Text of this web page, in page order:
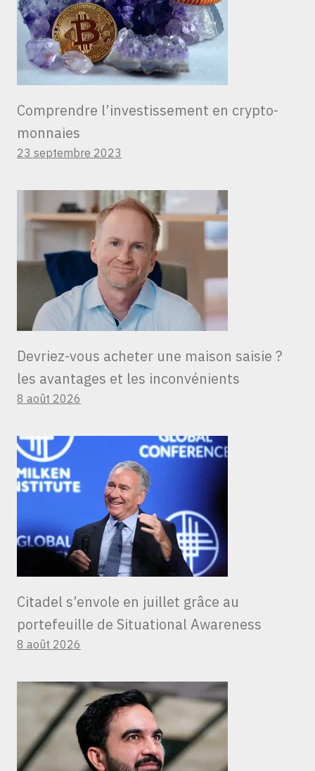
Comprendre l’investissement en crypto-
monnaies
23 septembre 2023
Devriez-vous acheter une maison saisie ?
les avantages et les inconvénients
8 août 2026
Citadel s’envole en juillet grâce au
portefeuille de Situational Awareness
8 août 2026